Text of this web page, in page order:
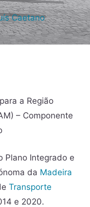
Caetano
a Região
– Componente
Plano Integrado e
da Madeira
Transporte
e 2020.